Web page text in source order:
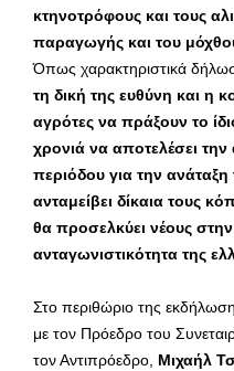
κτηνοτρόφους και τους
παραγωγής και του
Όπως χαρακτηριστικά
τη δική της ευθύνη και η
αγρότες να πράξουν το
χρονιά να αποτελέσει
περιόδου για την
ανταμείβει δίκαια τους
θα προσελκύει νέους
ανταγωνιστικότητα της
Στο περιθώριο της
με τον Πρόεδρο του
τον Αντιπρόεδρο, Μιχαήλ